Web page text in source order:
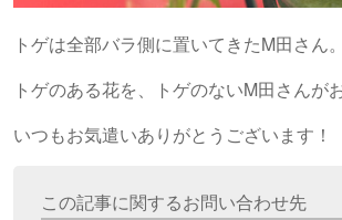
トゲは全部バラ側に置いてきたM田さん。
トゲのある花を、トゲのないM田さんが
いつもお気遣いありがとうございます！
この記事に関するお問い合わせ先